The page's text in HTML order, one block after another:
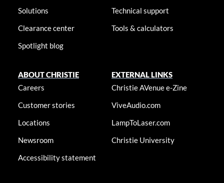
Solutions
Clearance center
Spotlight blog
Technical support
Tools & calculators
ABOUT CHRISTIE
Careers
Customer stories
Locations
Newsroom
Accessibility statement
EXTERNAL LINKS
Christie AVenue e-Zine
ViveAudio.com
LampToLaser.com
Christie University